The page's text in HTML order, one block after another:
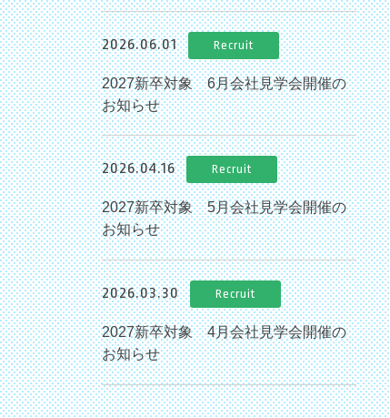
2026.06.01 Recruit
2027新卒対象 6月会社見学会開催の
お知らせ
2026.04.16 Recruit
2027新卒対象 5月会社見学会開催の
お知らせ
2026.03.30 Recruit
2027新卒対象 4月会社見学会開催の
お知らせ